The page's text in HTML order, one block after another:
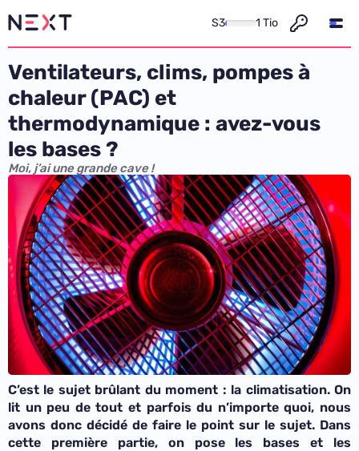
S3 1 Tio
Ventilateurs, clims, pompes à
chaleur (PAC) et
thermodynamique : avez-vous
les bases ?
Moi, j’ai une grande cave !
C’est le sujet brûlant du moment : la climatisation. On
lit un peu de tout et parfois du n’importe quoi, nous
avons donc décidé de faire le point sur le sujet. Dans
cette première partie, on pose les bases et les